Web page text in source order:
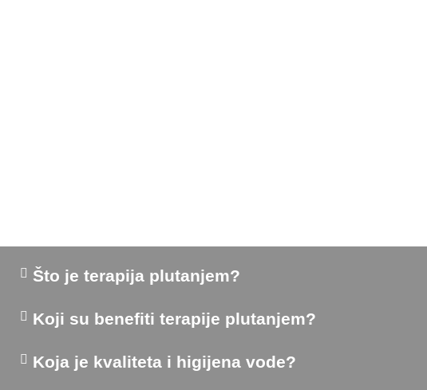
Što je terapija plutanjem?
Koji su benefiti terapije plutanjem?
Koja je kvaliteta i higijena vode?